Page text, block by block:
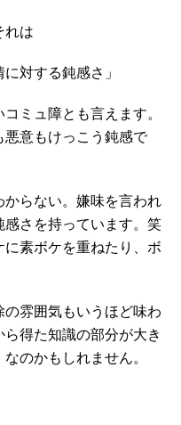
れは
対する鈍感さ」
ミュ障とも言えます。
悪意もけっこう鈍感で
らない。嫌味を言われ
さを持っています。笑
素ボケを重ねたり、ボ
雰囲気もいうほど味わ
得た知識の部分が大き
のかもしれません。